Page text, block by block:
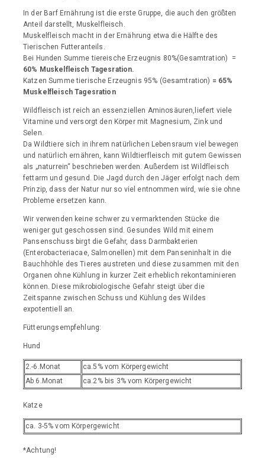
In der Barf Ernährung ist die erste Gruppe, die auch den größten
Anteil darstellt, Muskelfleisch.
Muskelfleisch macht in der Ernährung etwa die Hälfte des
Tierischen Futteranteils.
Bei Hunden Summe tiereische Erzeugnis 80%(Gesamtration) =
60% Muskelfleisch Tagesration.
Katzen Summe tierische Erzeugnis 95% (Gesamtration) = 65%
Muskelfleisch Tagesration
Wildfleisch ist reich an essenziellen Aminosäuren,liefert viele
Vitamine und versorgt den Körper mit Magnesium, Zink und
Selen.
Da Wildtiere sich in ihrem natürlichen Lebensraum viel bewegen
und natürlich ernähren, kann Wildtierfleisch mit gutem Gewissen
als „naturrein“ beschrieben werden. Außerdem ist Wildfleisch
fettarm und gesund. Die Jagd durch den Jäger erfolgt nach dem
Prinzip, dass der Natur nur so viel entnommen wird, wie sie ohne
Probleme ersetzen kann.
Wir verwenden keine schwer zu vermarktenden Stücke die
weniger gut geschossen sind. Gesundes Wild mit einem
Pansenschuss birgt die Gefahr, dass Darmbakterien
(Enterobacteriacae, Salmonellen) mit dem Panseninhalt in die
Bauchhöhle des Tieres austreten und diese zusammen mit den
Organen ohne Kühlung in kurzer Zeit erheblich rekontaminieren
können. Diese mikrobiologische Gefahr steigt über die
Zeitspanne zwischen Schuss und Kühlung des Wildes
expotentiell an.
Fütterungsempfehlung:
Hund
2.-6.Monat
ca.5% vom Körpergewicht
Ab 6.Monat
ca.2% bis 3% vom Körpergewicht
Katze
ca. 3-5% vom Körpergewicht
*Achtung!